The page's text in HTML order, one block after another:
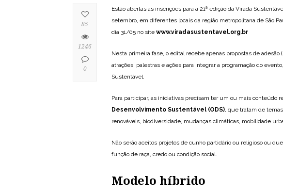
Estão abertas as inscrições para a 21ª edição da Virada
setembro, em diferentes locais da região metropolitana de São
dia 31/05 no site www.viradasustentavel.org.br
Nesta primeira fase, o edital recebe apenas propostas de
atrações, palestras e ações para integrar a programação do
Sustentável.
Para participar, as iniciativas precisam ter um ou mais conteúdo
Desenvolvimento Sustentável (ODS), que tratam de
renováveis, biodiversidade, mudanças climáticas, mobilidade
Não serão aceitos projetos de cunho partidário ou religioso ou
função de raça, credo ou condição social.
Modelo híbrido
85
1246
0